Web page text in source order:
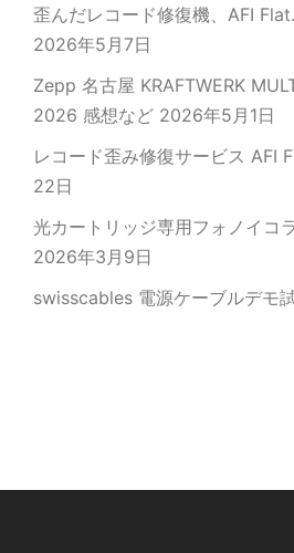
歪んだレコード修復機、AFI
2026年5月7日
Zepp 名古屋 KRAFTWERK
2026 感想など 2026年5月1日
レコード歪み修復サービス AFI
22日
光カートリッジ専用フォノイコ
2026年3月9日
swisscables 電源ケーブルデモ